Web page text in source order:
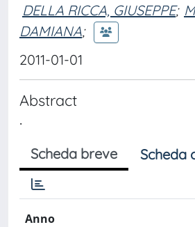
DELLA RICCA, GIUSEPPE;
DAMIANA;
2011-01-01
Abstract
.
Scheda breve Scheda
Anno